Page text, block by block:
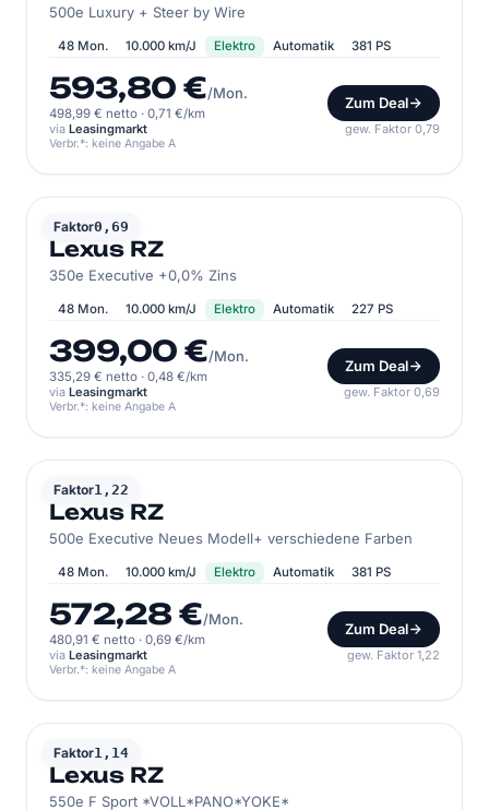
500e Luxury + Steer by Wire
48 Mon. 10.000 km/J Elektro Automatik 381 PS
593,80 €/Mon.
498,99 € netto · 0,71 €/km
Zum Deal
via Leasingmarkt gew. Faktor 0,79
Verbr.*: keine Angabe A
Faktor0,69
LEXUS
Lexus RZ
350e Executive +0,0% Zins
48 Mon. 10.000 km/J Elektro Automatik 227 PS
399,00 €/Mon.
335,29 € netto · 0,48 €/km
Zum Deal
via Leasingmarkt gew. Faktor 0,69
Verbr.*: keine Angabe A
Faktor1,22
LEXUS
Lexus RZ
500e Executive Neues Modell+ verschiedene Farben
48 Mon. 10.000 km/J Elektro Automatik 381 PS
572,28 €/Mon.
480,91 € netto · 0,69 €/km
Zum Deal
via Leasingmarkt gew. Faktor 1,22
Verbr.*: keine Angabe A
Faktor1,14
LEXUS
Lexus RZ
550e F Sport *VOLL*PANO*YOKE*